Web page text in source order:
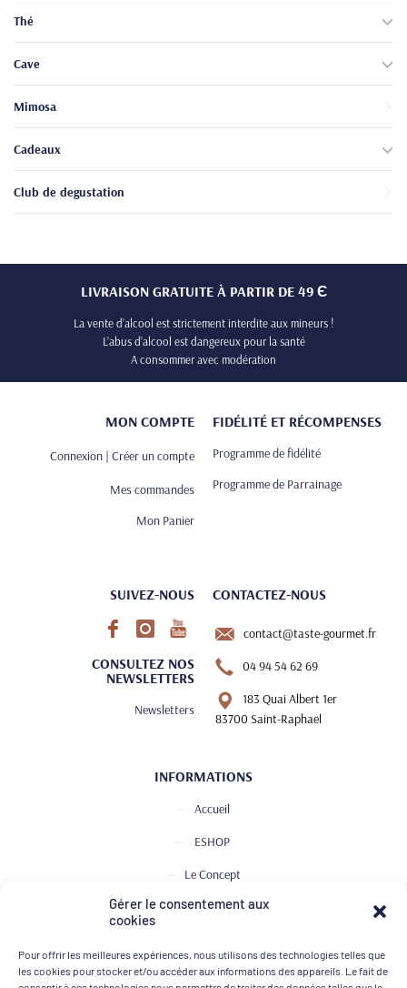
Gérer le consentement aux
cookies
Pour offrir les meilleures expériences, nous utilisons des technologies telles que
les cookies pour stocker et/ou accéder aux informations des appareils. Le fait de
Thé
Cave
Mimosa
Cadeaux
Club de degustation
LIVRAISON GRATUITE À PARTIR DE 49 Є
La vente d’alcool est strictement interdite aux mineurs !
L’abus d’alcool est dangereux pour la santé
A consommer avec modération
MON COMPTE
Connexion | Créer un compte
Mes commandes
Mon Panier
FIDÉLITÉ ET RÉCOMPENSES
Programme de fidélité
Programme de Parrainage
SUIVEZ-NOUS
CONSULTEZ NOS
NEWSLETTERS
Newsletters
CONTACTEZ-NOUS
contact@taste-gourmet.fr
04 94 54 62 69
183 Quai Albert 1er
83700 Saint-Raphael
INFORMATIONS
Accueil
ESHOP
Le Concept
Club de Dégustation
Contact